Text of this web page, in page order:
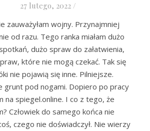
27 lutego, 2022 /
zauważyłam wojny. Przynajmniej
od razu. Tego ranka miałam dużo
spotkań, dużo spraw do załatwienia,
które nie mogą czekać. Tak się
nie pojawią się inne. Pilniejsze.
grunt pod nogami. Dopiero po pracy
na spiegel.online. I co z tego, że
Człowiek do samego końca nie
czego nie doświadczył. Nie wierzy